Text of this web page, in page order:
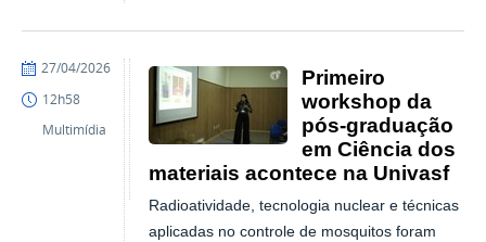
Primeiro
workshop da
pós-graduação
em Ciência dos
materiais acontece na Univasf
Radioatividade, tecnologia nuclear e técnicas
aplicadas no controle de mosquitos foram
publicado
27/04/2026
12h58
Multimídia